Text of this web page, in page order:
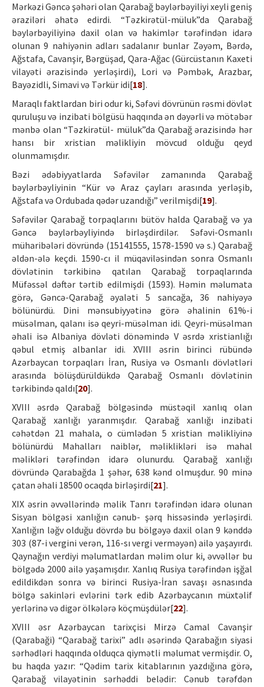
Mərkəzi Gəncə şəhəri olan Qarabağ bəylərbəyiliyi xeyli geniş
əraziləri əhatə edirdi. “Təzkirətül-müluk”da Qarabağ
bəylərbəyiliyinə daxil olan və hakimlər tərəfindən idarə
olunan 9 nahiyənin adları sadalanır bunlar Zəyəm, Bərdə,
Ağstafa, Cavanşir, Bərgüşad, Qara-Ağac (Gürcüstanın Kaxeti
vilayəti ərazisində yerləşirdi), Lori və Pəmbək, Arazbar,
Bayəzidli, Simavi və Tərkür idi[18].
Maraqlı faktlardan biri odur ki, Səfəvi dövrünün rəsmi dövlət
quruluşu və inzibati bölgüsü haqqında ən dəyərli və mötəbər
mənbə olan “Təzkirətül- müluk”da Qarabağ ərazisində hər
hansı bir xristian məlikliyin mövcud olduğu qeyd
olunmamışdır.
Bəzi ədəbiyyatlarda Səfəvilər zamanında Qarabağ
bəylərbəyliyinin “Kür və Araz çayları arasında yerləşib,
Ağstafa və Ordubada qədər uzandığı” verilmişdi[19].
Səfəvilər Qarabağ torpaqlarını bütöv halda Qarabağ və ya
Gəncə bəylərbəyliyində birləşdirdilər. Səfəvi-Osmanlı
müharibələri dövründə (15141555, 1578-1590 və s.) Qarabağ
əldən-ələ keçdi. 1590-cı il müqaviləsindən sonra Osmanlı
dövlətinin tərkibinə qatılan Qarabağ torpaqlarında
Müfəssəl dəftər tərtib edilmişdi (1593). Həmin məlumata
görə, Gəncə-Qarabağ əyaləti 5 sancağa, 36 nahiyəyə
bölünürdü. Dini mənsubiyyətinə görə əhalinin 61%-i
müsəlman, qalanı isə qeyri-müsəlman idi. Qeyri-müsəlman
əhali isə Albaniya dövləti dönəmində V əsrdə xristianlığı
qəbul etmiş albanlar idi. XVIII əsrin birinci rübündə
Azərbaycan torpaqları İran, Rusiya və Osmanlı dövlətləri
arasında bölüşdürüldükdə Qarabağ Osmanlı dövlətinin
tərkibində qaldı[20].
XVIII əsrdə Qarabağ bölgəsində müstəqil xanlıq olan
Qarabağ xanlığı yaranmışdır. Qarabağ xanlığı inzibati
cəhətdən 21 mahala, o cümlədən 5 xristian məlikliyinə
bölünürdü Mahalları naiblər, məliklikləri isə mahal
məlikləri tərəfindən idarə olunurdu. Qarabağ xanlığı
dövründə Qarabağda 1 şəhər, 638 kənd olmuşdur. 90 minə
çatan əhali 18500 ocaqda birləşirdi[21].
XIX əsrin əvvəllərində məlik Tanrı tərəfindən idarə olunan
Sisyan bölgəsi xanlığın cənub- şərq hissəsində yerləşirdi.
Xanlığın ləğv olduğu dövrdə bu bölgəyə daxil olan 9 kənddə
303 (87-i vergini verən, 116-sı vergi verməyən) ailə yaşayırdı.
Qaynağın verdiyi məlumatlardan məlim olur ki, əvvəllər bu
bölgədə 2000 ailə yaşamışdır. Xanlıq Rusiya tərəfindən işğal
edildikdən sonra və birinci Rusiya-İran savaşı əsnasında
bölgə sakinləri evlərini tərk edib Azərbaycanın müxtəlif
yerlərinə və digər ölkələrə köçmüşdülər[22].
XVIII əsr Azərbaycan tarixçisi Mirzə Camal Cavanşir
(Qarabaği) “Qarabağ tarixi” adlı əsərində Qarabağın siyasi
sərhədləri haqqında olduqca qiymətli məlumat vermişdir. O,
bu haqda yazır: “Qədim tarix kitablarının yazdığına görə,
Qarabağ vilayətinin sərhəddi belədir: Cənub tərəfdən